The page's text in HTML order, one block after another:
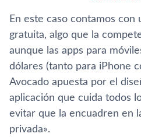
En este caso contamos con
gratuita, algo que la
aunque las apps para
dólares (tanto para iPhone
Avocado apuesta por el
aplicación que cuida todos
evitar que la encuadren en
privada».